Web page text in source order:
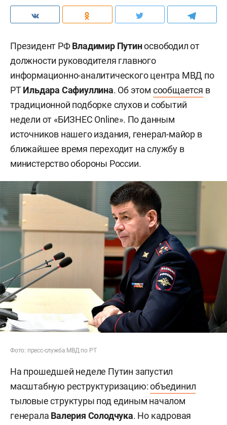
Президент РФВладимир Путиносвободил от
должности руководителя главного
информационно-аналитического центра МВД по
РТИльдара Сафиуллина. Об этом сообщается в
традиционной подборке слухов и событий
недели от «БИЗНЕС Online». По данным
источников нашего издания, генерал-майор в
ближайшее время переходит на службу в
министерство обороны России.
Фото: пресс-служба МВД по РТ
На прошедшей неделе Путин запустил
масштабную реструктуризацию:объединил
тыловые структуры под единым началом
генерала Валерия Солодчука. Но кадровая